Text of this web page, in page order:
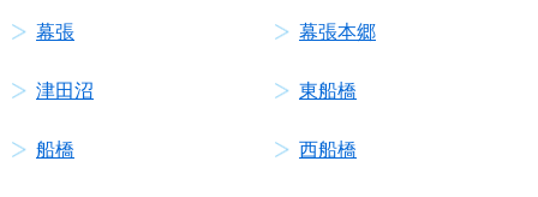
幕張 幕張本郷
津田沼 東船橋
船橋 西船橋